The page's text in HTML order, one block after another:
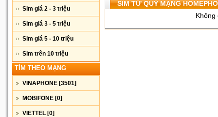
Sim giá 2 - 3 triệu
Sim giá 3 - 5 triệu
Sim giá 5 - 10 triệu
Sim trên 10 triệu
TÌM THEO MẠNG
VINAPHONE [3501]
MOBIFONE [0]
VIETTEL [0]
SIM TỨ QUÝ MẠNG
Không